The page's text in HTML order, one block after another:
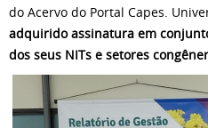
do Acervo do Portal Capes.
adquirido assinatura em
dos seus NITs e setores